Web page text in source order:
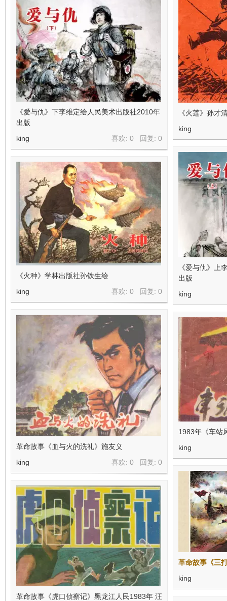
《火莲》孙才
king
《爱与仇》下李维定绘人民美术出版社2010年
出版
喜欢: 0 回复: 0
king
《爱与仇》上
出版
king
《火种》学林出版社孙铁生绘
喜欢: 0 回复: 0
king
革命故事《血与火的洗礼》施友义
喜欢: 0 回复: 0
king
1983年《车站
king
革命故事《三
king
革命故事《虎口侦察记》黑龙江人民1983年 汪